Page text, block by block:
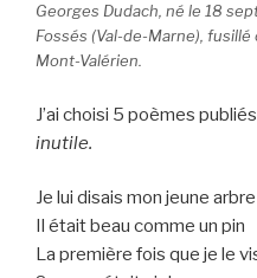
Georges Dudach, né le 18
Fossés (Val-de-Marne),
Mont-Valérien.
J’ai choisi 5 poèmes
inutile.
Je lui disais mon jeune arbre
Il était beau comme un pin
La première fois que je le